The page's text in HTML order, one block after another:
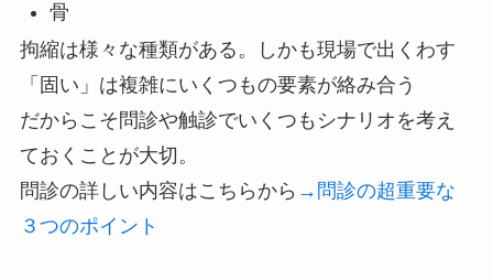
骨
拘縮は様々な種類がある。しかも現場で出くわす
「固い」は複雑にいくつもの要素が絡み合う
だからこそ問診や触診でいくつもシナリオを考え
ておくことが大切。
問診の詳しい内容はこちらから →問診の超重要な
３つのポイント